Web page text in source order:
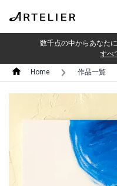
数千点の中からあなた
すべ
Home 作品一覧